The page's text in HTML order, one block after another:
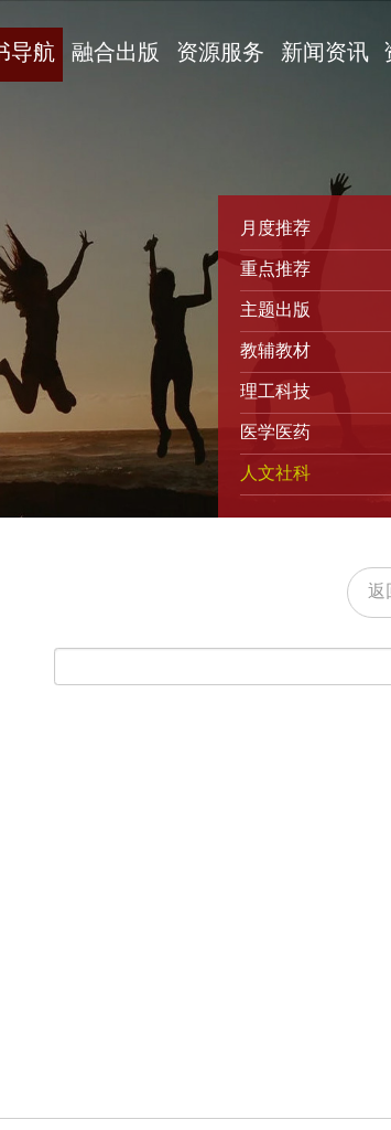
导航 融合出版 资源服务 新闻资讯
月度推荐
重点推荐
主题出版
教辅教材
理工科技
医学医药
人文社科
返